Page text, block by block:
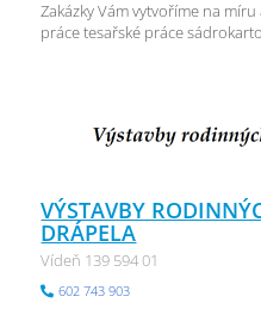
Zakázky Vám vytvoříme na
práce tesařské práce
VÝSTAVBY
DRÁPELA
Vídeň 139 594 01
602 743 903